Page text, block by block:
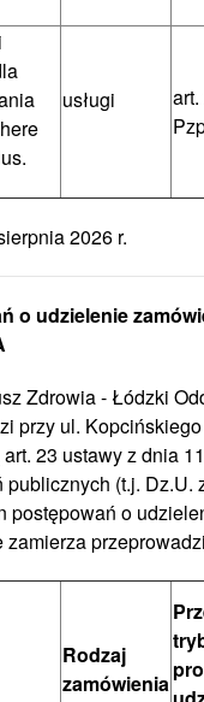
usługi
art.
2026 r.
o udzielenie
Zdrowia - Łódzki
przy ul.
23 ustawy z dnia
(t.j. Dz.U.
postępowań o
Rodzaj
zamówienia